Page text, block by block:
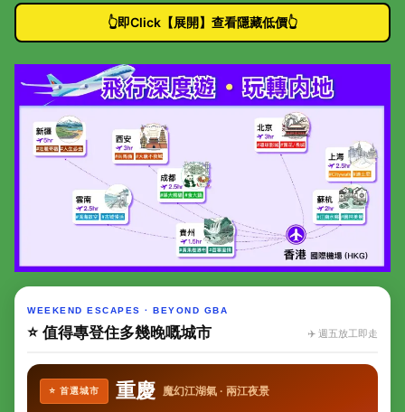
👆即Click【展開】查看隱藏低價👆
WEEKEND ESCAPES · BEYOND GBA
⭐ 值得專登住多幾晚嘅城市 ✈️ 週五放工即走
⭐ 首選城市 重慶 魔幻江湖氣 · 兩江夜景